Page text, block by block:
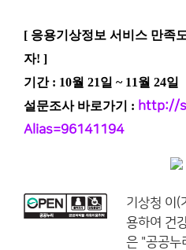
[ 응용기상정보 서비스 만족
자! ]
기간 : 10월 21일 ~ 11월 24일
설문조사 바로가기 : http://
Alias=96141194
기상청 이(
용하여 건
은 "공공누